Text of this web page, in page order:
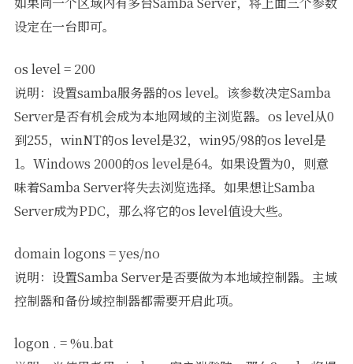
设定在一台即可。
os level = 200
说明：设置samba服务器的os level。该参数决定Samba
Server是否有机会成为本地网域的主浏览器。os level从0
到255，winNT的os level是32，win95/98的os level是
1。Windows 2000的os level是64。如果设置为0，则意
味着Samba Server将失去浏览选择。如果想让Samba
Server成为PDC，那么将它的os level值设大些。
domain logons = yes/no
说明：设置Samba Server是否要做为本地域控制器。主域
控制器和备份域控制器都需要开启此项。
logon . = %u.bat